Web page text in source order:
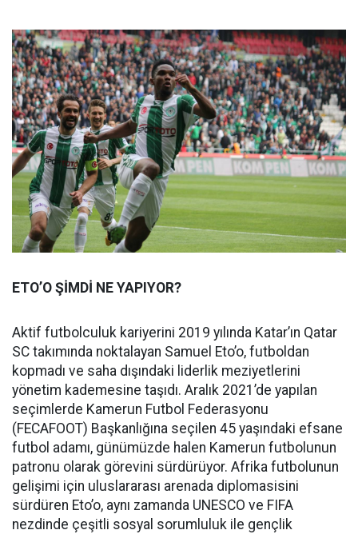
ETO’O ŞİMDİ NE YAPIYOR?
Aktif futbolculuk kariyerini 2019 yılında Katar’ın Qatar
SC takımında noktalayan Samuel Eto’o, futboldan
kopmadı ve saha dışındaki liderlik meziyetlerini
yönetim kademesine taşıdı. Aralık 2021’de yapılan
seçimlerde Kamerun Futbol Federasyonu
(FECAFOOT) Başkanlığına seçilen 45 yaşındaki efsane
futbol adamı, günümüzde halen Kamerun futbolunun
patronu olarak görevini sürdürüyor. Afrika futbolunun
gelişimi için uluslararası arenada diplomasisini
sürdüren Eto’o, aynı zamanda UNESCO ve FIFA
nezdinde çeşitli sosyal sorumluluk ile gençlik